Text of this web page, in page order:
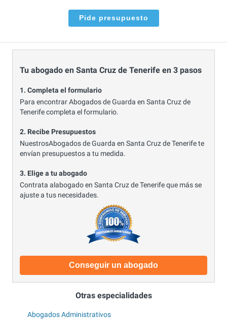
Pide presupuesto
Tu abogado en Santa Cruz de Tenerife en 3 pasos
1. Completa el formulario
Para encontrar Abogados de Guarda en Santa Cruz de
Tenerife completa el formulario.
2. Recibe Presupuestos
NuestrosAbogados de Guarda en Santa Cruz de Tenerife te
envían presupuestos a tu medida.
3. Elige a tu abogado
Contrata alabogado en Santa Cruz de Tenerife que más se
ajuste a tus necesidades.
Conseguir un abogado
Otras especialidades
Abogados Administrativos